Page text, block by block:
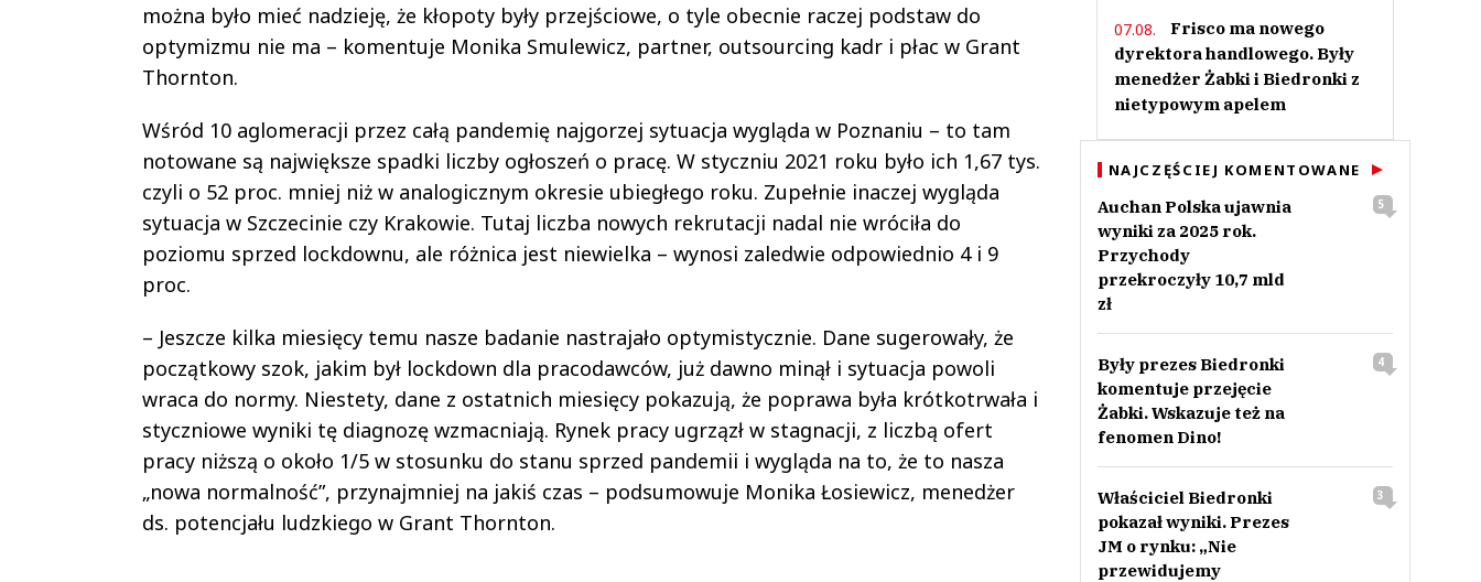
można było mieć nadzieję, że kłopoty były przejściowe, o tyle obecnie raczej podstaw do
optymizmu nie ma – komentuje Monika Smulewicz, partner, outsourcing kadr i płac w Grant
Thornton.
Wśród 10 aglomeracji przez całą pandemię najgorzej sytuacja wygląda w Poznaniu – to tam
notowane są największe spadki liczby ogłoszeń o pracę. W styczniu 2021 roku było ich 1,67 tys.
czyli o 52 proc. mniej niż w analogicznym okresie ubiegłego roku. Zupełnie inaczej wygląda
sytuacja w Szczecinie czy Krakowie. Tutaj liczba nowych rekrutacji nadal nie wróciła do
poziomu sprzed lockdownu, ale różnica jest niewielka – wynosi zaledwie odpowiednio 4 i 9
proc.
– Jeszcze kilka miesięcy temu nasze badanie nastrajało optymistycznie. Dane sugerowały, że
początkowy szok, jakim był lockdown dla pracodawców, już dawno minął i sytuacja powoli
wraca do normy. Niestety, dane z ostatnich miesięcy pokazują, że poprawa była krótkotrwała i
styczniowe wyniki tę diagnozę wzmacniają. Rynek pracy ugrzązł w stagnacji, z liczbą ofert
pracy niższą o około 1/5 w stosunku do stanu sprzed pandemii i wygląda na to, że to nasza
„nowa normalność”, przynajmniej na jakiś czas – podsumowuje Monika Łosiewicz, menedżer
ds. potencjału ludzkiego w Grant Thornton.
07.08.
Frisco ma nowego
dyrektora handlowego. Były
menedżer Żabki i Biedronki z
nietypowym apelem
NAJCZĘŚCIEJ KOMENTOWANE
Auchan Polska ujawnia
wyniki za 2025 rok.
Przychody
przekroczyły 10,7 mld
zł
5
Były prezes Biedronki
komentuje przejęcie
Żabki. Wskazuje też na
fenomen Dino!
4
Właściciel Biedronki
pokazał wyniki. Prezes
JM o rynku: „Nie
przewidujemy
3